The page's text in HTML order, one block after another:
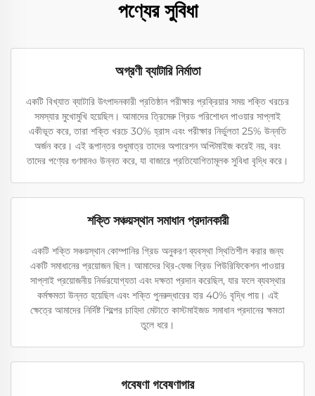
পণ্যের সুবিধা
অগ্রণী ব্যাটারি নির্মাতা
একটি বিখ্যাত ব্যাটারি উৎপাদনকারী প্রতিষ্ঠান পরীক্ষার প্রক্রিয়ার সময় শক্তি খরচের
সমস্যার মুখোমুখি হয়েছিল। আমাদের ত্রিমেরু গ্রিড পরিশোধন পাওয়ার সাপ্লাই
একীভূত করে, তারা শক্তি খরচে 30% হ্রাস এবং পরীক্ষার নির্ভুলতা 25% উন্নতি
অর্জন করে। এই রূপান্তর শুধুমাত্র তাদের অপারেশন অপ্টিমাইজ করেই নয়, বরং
তাদের পণ্যের গুণমানও উন্নত করে, যা বাজারে প্রতিযোগিতামূলক সুবিধা বৃদ্ধি করে।
শক্তি সঞ্চয়স্থান সমাধান প্রদানকারী
একটি শক্তি সঞ্চয়স্থান কোম্পানির গ্রিড অনুকরণ ব্যবস্থা স্থিতিশীল করার জন্য
একটি সমাধানের প্রয়োজন ছিল। আমাদের থ্রি-ফেজ গ্রিড পিউরিফিকেশন পাওয়ার
সাপ্লাই প্রয়োজনীয় নির্ভরযোগ্যতা এবং দক্ষতা প্রদান করেছিল, যার ফলে ব্যবস্থার
কর্মক্ষমতা উন্নত হয়েছিল এবং শক্তি পুনরুদ্ধারের হার 40% বৃদ্ধি পায়। এই
ক্ষেত্রে আমাদের নির্দিষ্ট শিল্পের চাহিদা মেটাতে কাস্টমাইজড সমাধান প্রদানের ক্ষমতা
তুলে ধরে।
গবেষণা গবেষণাগার